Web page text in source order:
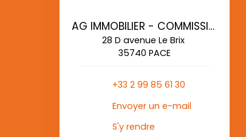
AG IMMOBILIER - COMMISSIONS REDUITES
28 D avenue Le Brix
35740 PACE
+33 2 99 85 61 30
Envoyer un e-mail
S'y rendre